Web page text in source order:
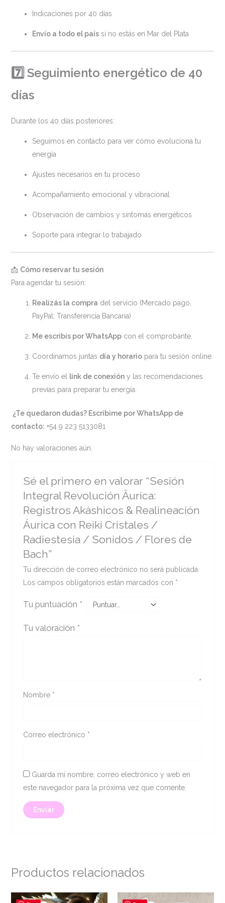
Indicaciones por 40 días
Envío a todo el paíssi no estás en Mar del Plata
7️⃣ Seguimiento energético de 40
días
Durante los 40 días posteriores:
Seguimos en contacto para ver cómo evoluciona tu
energía
Ajustes necesarios en tu proceso
Acompañamiento emocional y vibracional
Observación de cambios y síntomas energéticos
Soporte para integrar lo trabajado
📩 Cómo reservar tu sesión
Para agendar tu sesión:
Realizás la compra del servicio (Mercado pago,
PayPal; Transferencia Bancaria)
Me escribís por WhatsAppcon el comprobante.
Coordinamos juntas día y horariopara tu sesión online.
Te envío el link de conexióny las recomendaciones
previas para preparar tu energía.
¿Te quedaron dudas? Escribime por WhatsApp de
contacto: +54 9 223 5133081
No hay valoraciones aún.
Sé el primero en valorar “Sesión
Integral Revolución Âurica:
Registros Akáshicos & Realineación
Áurica con Reiki Cristales /
Radiestesia / Sonidos / Flores de
Bach”
Tu dirección de correo electrónico no será publicada.
Los campos obligatorios están marcados con *
Tu puntuación *
Tu valoración *
Nombre *
Correo electrónico *
Guarda mi nombre, correo electrónico y web en
este navegador para la próxima vez que comente.
Productos relacionados
El
El
El
El